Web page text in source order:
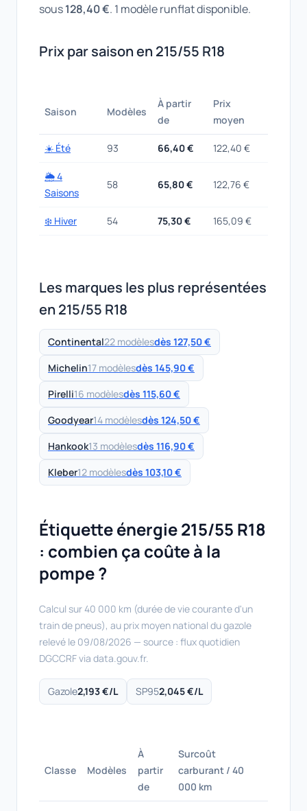
sous128,40 €. 1 modèle runflat disponible.
Prix par saison en 215/55 R18
Saison Modèles
À partir
de
Prix
moyen
☀️ Été 93 66,40 € 122,40 €
🌦️ 4
Saisons
58 65,80 € 122,76 €
❄️ Hiver 54 75,30 € 165,09 €
Les marques les plus représentées
en 215/55 R18
Continental22 modèlesdès 127,50 €
Michelin17 modèlesdès 145,90 €
Pirelli16 modèlesdès 115,60 €
Goodyear14 modèlesdès 124,50 €
Hankook13 modèlesdès 116,90 €
Kleber12 modèlesdès 103,10 €
Étiquette énergie 215/55 R18
: combien ça coûte à la
pompe ?
Calcul sur 40 000 km (durée de vie courante d'un
train de pneus), au prix moyen national du gazole
relevé le 09/08/2026 — source : flux quotidien
DGCCRF via data.gouv.fr.
Gazole2,193 €/L SP952,045 €/L
Classe Modèles
À
partir
de
Surcoût
carburant / 40
000 km